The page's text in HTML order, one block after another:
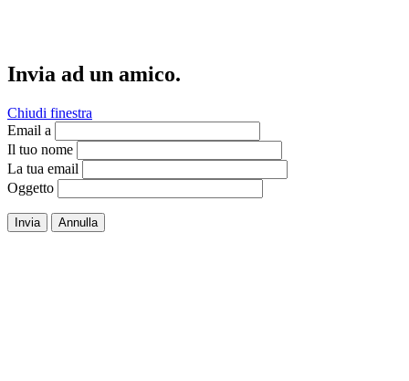
Invia ad un amico.
Chiudi finestra
Email a
Il tuo nome
La tua email
Oggetto
Invia Annulla